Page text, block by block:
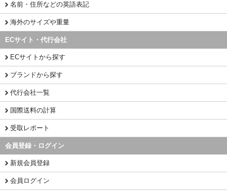
名前・住所などの英語表記
海外のサイズや重量
ECサイト・代行会社
ECサイトから探す
ブランドから探す
代行会社一覧
国際送料の計算
受取レポート
会員登録・ログイン
新規会員登録
会員ログイン